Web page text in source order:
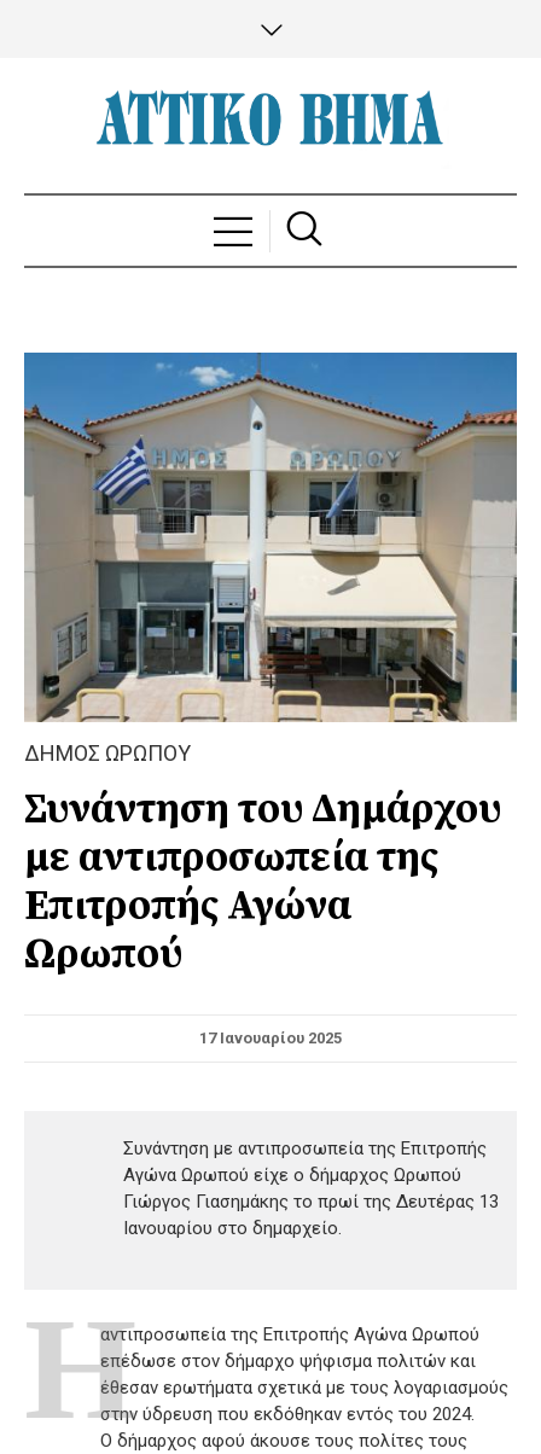
ΔΗΜΟΣ ΩΡΩΠΟΥ
Συνάντηση του Δημάρχου
με αντιπροσωπεία της
Επιτροπής Αγώνα
Ωρωπού
17 Ιανουαρίου 2025
Συνάντηση με αντιπροσωπεία της Επιτροπής
Αγώνα Ωρωπού είχε ο δήμαρχος Ωρωπού
Γιώργος Γιασημάκης το πρωί της Δευτέρας 13
Ιανουαρίου στο δημαρχείο.
Ηαντιπροσωπεία της Επιτροπής Αγώνα Ωρωπού
επέδωσε στον δήμαρχο ψήφισμα πολιτών και
έθεσαν ερωτήματα σχετικά με τους λογαριασμούς
στην ύδρευση που εκδόθηκαν εντός του 2024.
Ο δήμαρχος αφού άκουσε τους πολίτες τους